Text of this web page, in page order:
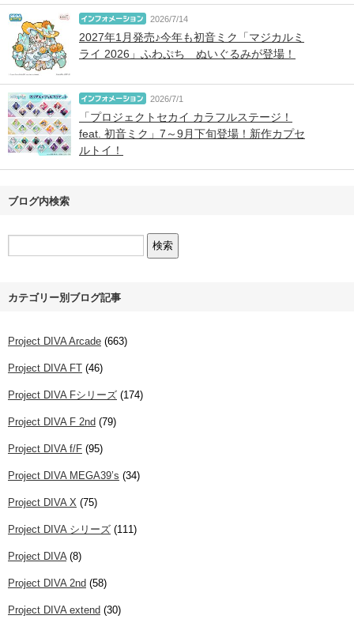
2026/7/14
2027年1月発売♪今年も初音ミク「マジカルミ
ライ 2026」ふわぷち ぬいぐるみが登場！
2026/7/1
「プロジェクトセカイ カラフルステージ！
feat. 初音ミク」7～9月下旬登場！新作カプセ
ルトイ！
ブログ内検索
カテゴリー別ブログ記事
Project DIVA Arcade (663)
Project DIVA FT (46)
Project DIVA Fシリーズ (174)
Project DIVA F 2nd (79)
Project DIVA f/F (95)
Project DIVA MEGA39’s (34)
Project DIVA X (75)
Project DIVA シリーズ (111)
Project DIVA (8)
Project DIVA 2nd (58)
Project DIVA extend (30)